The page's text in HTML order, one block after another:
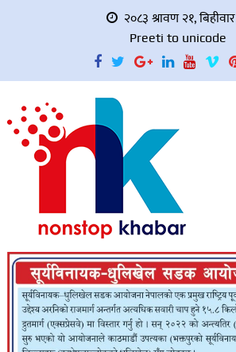
२०८३ श्रावण २१, बिहीवार
Preeti to unicode